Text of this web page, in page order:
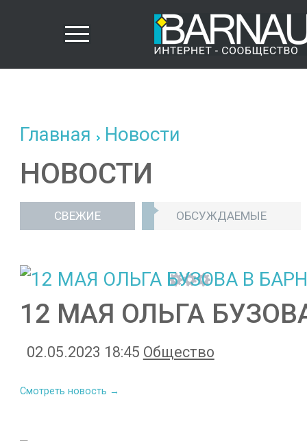
Главная Новости
НОВОСТИ
СВЕЖИЕ ОБСУЖДАЕМЫЕ
12 МАЯ ОЛЬГА
02.05.2023 18:45 Общество
Смотреть новость →